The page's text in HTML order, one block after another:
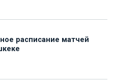
расписание матчей